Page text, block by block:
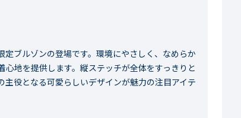
ブルゾンの登場です。環境にやさしく、なめらか
地を提供します。縦ステッチが全体をすっきりと
役となる可愛らしいデザインが魅力の注目アイテ